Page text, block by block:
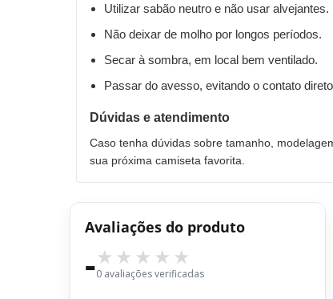
Utilizar sabão neutro e não usar alvejantes.
Não deixar de molho por longos períodos.
Secar à sombra, em local bem ventilado.
Passar do avesso, evitando o contato
Dúvidas e atendimento
Caso tenha dúvidas sobre tamanho,
sua próxima camiseta favorita.
Avaliações do produto
-0 avaliações verificadas